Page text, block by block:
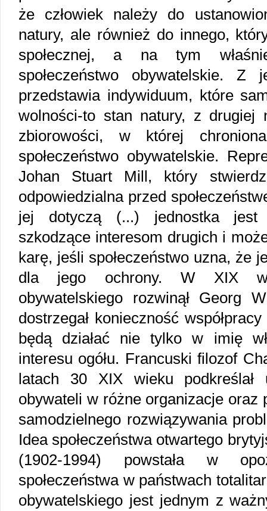
że człowiek należy do
natury, ale również do innego,
społecznej, a na tym
społeczeństwo obywatelskie.
przedstawia indywiduum, które
wolności-to stan natury, z drugiej
zbiorowości, w której
społeczeństwo obywatelskie.
Johan Stuart Mill, który
odpowiedzialna przed
jej dotyczą (...) jednostka jest
szkodzące interesom drugich i
karę, jeśli społeczeństwo uzna, że
dla jego ochrony. W XIX
obywatelskiego rozwinął Georg
dostrzegał konieczność
będą działać nie tylko w imię
interesu ogółu. Francuski filozof
latach 30 XIX wieku podkreślał
obywateli w różne organizacje oraz
samodzielnego rozwiązywania
Idea społeczeństwa otwartego
(1902-1994) powstała w
społeczeństwa w państwach
obywatelskiego jest jednym z